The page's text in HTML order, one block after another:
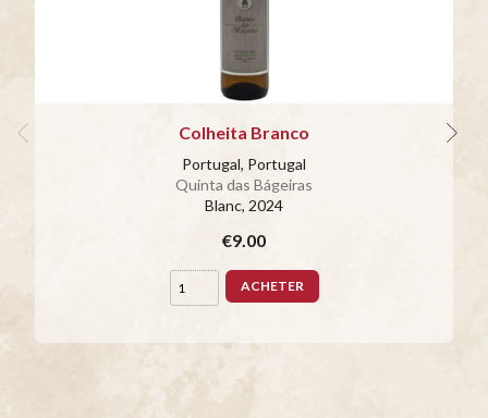
Colheita Branco
Portugal, Portugal
Quinta das Bágeiras
Blanc, 2024
€9.00
ACHETER